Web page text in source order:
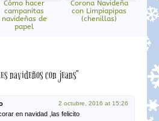
Cómo hacer
campanitas
navideñas de
papel
Corona Navideña
con Limpiapipas
(chenillas)
navideños con jeans”
2 octubre, 2016 at 15:26
en navidad ,las felicito